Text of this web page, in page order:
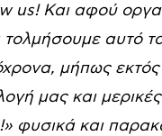
us! Και αφού
αυτό το
μήπως
μας και
φυσικά και